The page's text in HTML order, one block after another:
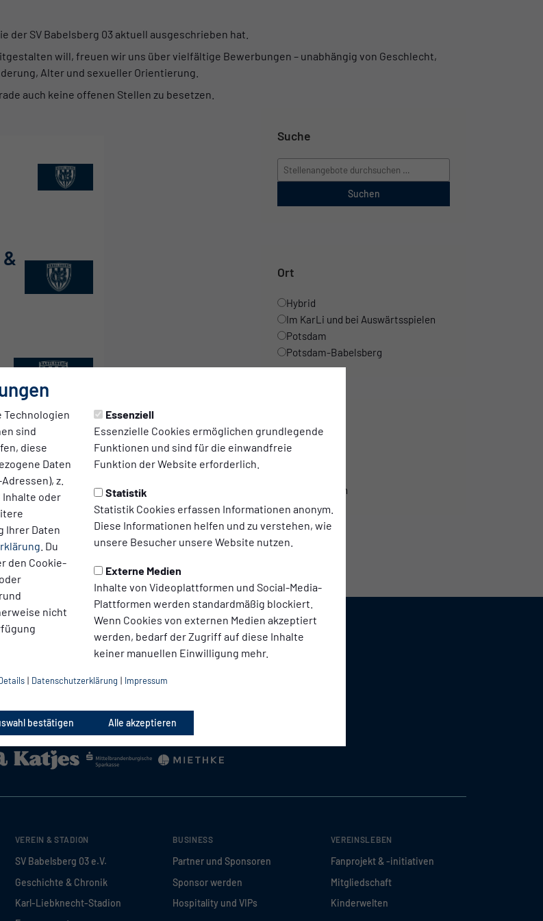
Technologien
sind
diese
Daten
z.
Inhalte oder
Ihrer Daten
. Du
den Cookie-
nicht
Essenziell
Essenzielle Cookies ermöglichen grundlegende
Funktionen und sind für die einwandfreie
Funktion der Website erforderlich.
Statistik
Statistik Cookies erfassen Informationen anonym.
Diese Informationen helfen und zu verstehen, wie
unsere Besucher unsere Website nutzen.
Externe Medien
Inhalte von Videoplattformen und Social-Media-
Plattformen werden standardmäßig blockiert.
Wenn Cookies von externen Medien akzeptiert
werden, bedarf der Zugriff auf diese Inhalte
keiner manuellen Einwilligung mehr.
| Datenschutzerklärung | Impressum
bestätigen Alle akzeptieren
der SV Babelsberg 03 aktuell ausgeschrieben hat.
will, freuen wir uns über vielfältige Bewerbungen – unabhängig von Geschlecht,
Alter und sexueller Orientierung.
auch keine offenen Stellen zu besetzen.
erfahren
Suche
Suchen
Ort
Hybrid
Im KarLi und bei Auswärtsspielen
Potsdam
Potsdam-Babelsberg
Stellentyp
Ehrenamtlich
VEREIN & STADION
SV Babelsberg 03 e.V.
Geschichte & Chronik
Karl-Liebknecht-Stadion
BUSINESS
Partner und Sponsoren
Sponsor werden
Hospitality und VIPs
VEREINSLEBEN
Fanprojekt & -initiativen
Mitgliedschaft
Kinderwelten